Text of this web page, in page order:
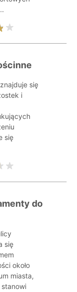
się
i
się
do
się
około
miasta,
stanowi